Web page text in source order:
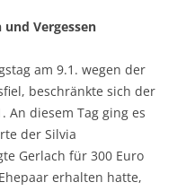
und Vergessen
am 9.1. wegen der
beschränkte sich der
An diesem Tag ging es
der Silvia
Gerlach für 300 Euro
erhalten hatte,